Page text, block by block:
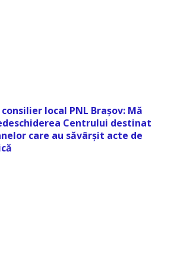
local PNL Brașov: Mă
Centrului destinat
care au săvârșit acte de